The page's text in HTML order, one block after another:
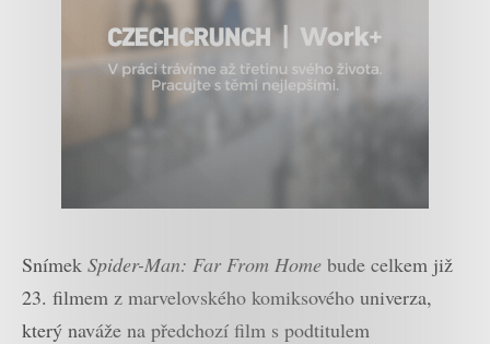
Snímek Spider-Man: Far From Home bude celkem již
23. filmem z marvelovského komiksového univerza,
který naváže na předchozí film s podtitulem